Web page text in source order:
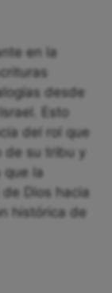
en la
desde
Esto
del rol que
de su tribu y
que la
Dios hacia
histórica de